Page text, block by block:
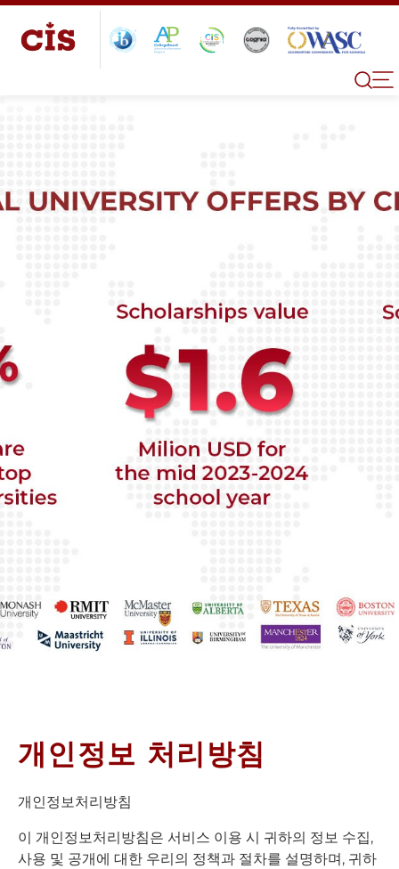
개인정보 처리방침
개인정보처리방침
이 개인정보처리방침은 서비스 이용 시 귀하의 정보 수집,
사용 및 공개에 대한 우리의 정책과 절차를 설명하며, 귀하